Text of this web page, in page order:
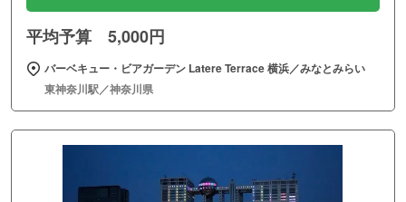
平均予算 5,000円
バーベキュー・ビアガーデン Latere Terrace 横浜／みなとみらい
東神奈川駅／神奈川県